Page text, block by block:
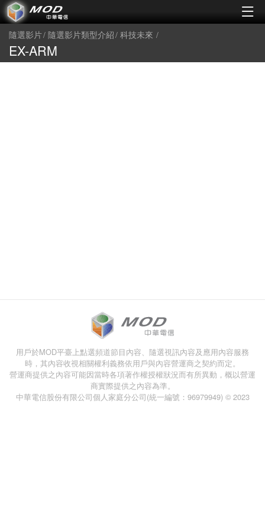
隨選影片 隨選影片類型介紹 科技未來
EX-ARM
用戶於MOD平臺上點選頻道節目內容、隨選視訊內容及應用內容服務
時，其內容收視相關權利義務依用戶與內容營運商之契約而定。
營運商提供之內容可能因當時各項著作權授權狀況而有所異動，概以營運
商實際提供之內容為準。
中華電信股份有限公司個人家庭分公司(統一編號：96979949) © 2023